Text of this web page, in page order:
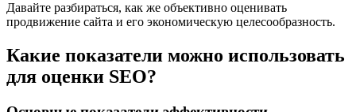
Давайте разбираться, как же объективно оценивать
продвижение сайта и его экономическую целесообразность.
Какие показатели можно использовать
для оценки SEO?